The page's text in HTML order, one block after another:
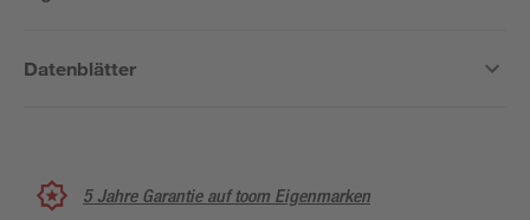
Datenblätter
5 Jahre Garantie auf toom Eigenmarken